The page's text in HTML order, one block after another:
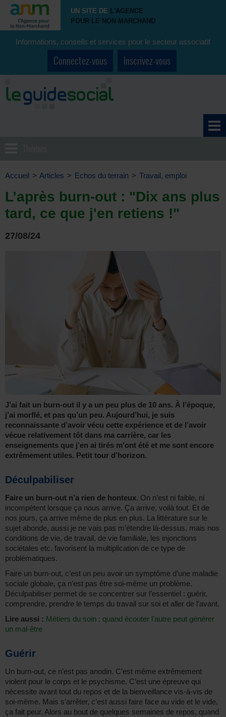
UN SITE DE L'AGENCE
POUR LE NON-MARCHAND
Informations, conseils et services pour le secteur associatif
Connectez-vous Inscrivez-vous
Accueil > Articles > Echos du terrain > Travail, emploi
L’après burn-out : "Dix ans plus
tard, ce que j'en retiens !"
27/08/24
J’ai fait un burn-out il y a un peu plus de 10 ans. À l’époque,
j’ai morflé, et pas qu’un peu. Aujourd’hui, je suis
reconnaissante d’avoir vécu cette expérience et de l’avoir
vécue relativement tôt dans ma carrière, car les
enseignements que j’en ai tirés m’ont été et me sont encore
extrêmement utiles. Petit tour d’horizon.
Déculpabiliser
Faire un burn-out n’a rien de honteux. On n’est ni faible, ni
incompétent lorsque ça nous arrive. Ça arrive, voilà tout. Et de
nos jours, ça arrive même de plus en plus. La littérature sur le
sujet abonde, aussi je ne vais pas m’étendre là-dessus, mais nos
conditions de vie, de travail, de vie familiale, les injonctions
sociétales etc. favorisent la multiplication de ce type de
problématiques.
Faire un burn-out, c’est un peu avoir un symptôme d’une maladie
sociale globale, ça n’est pas être soi-même un problème.
Déculpabiliser permet de se concentrer sur l’essentiel : guérir,
comprendre, prendre le temps du travail sur soi et aller de l’avant.
Lire aussi : Métiers du soin : quand écouter l’autre peut générer
un mal-être
Guérir
Un burn-out, ce n’est pas anodin. C’est même extrêmement
violent pour le corps et le psychisme. C’est une épreuve qui
nécessite avant tout du repos et de la bienveillance vis-à-vis de
soi-même. Mais s’arrêter, c’est aussi faire face au vide et le vide,
ça fait peur. Alors au bout de quelques semaines de repos, quand